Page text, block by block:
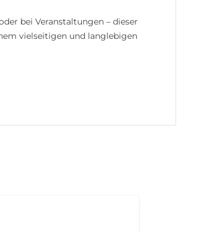
bei Veranstaltungen – dieser
vielseitigen und langlebigen